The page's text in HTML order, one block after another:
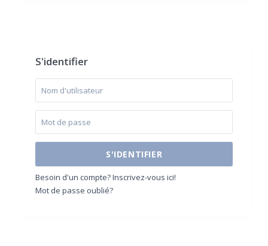
S'identifier
S'IDENTIFIER
Besoin d'un compte? Inscrivez-vous ici!
Mot de passe oublié?